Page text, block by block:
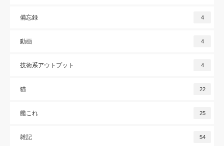
備忘録 4
動画 4
技術系アウトプット 4
猫 22
艦これ 25
雑記 54